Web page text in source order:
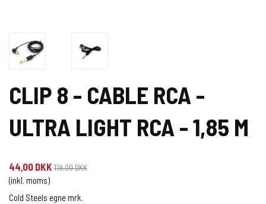
CLIP 8 - CABLE RCA -
ULTRA LIGHT RCA - 1,85 M
44,00 DKK 119,00 DKK
(inkl. moms)
Cold Steels egne mrk.